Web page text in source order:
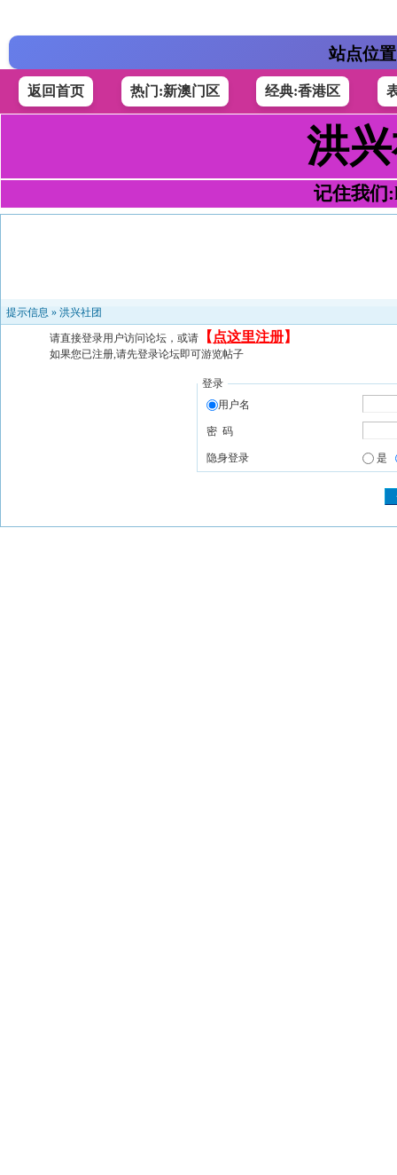
站点位
返回首页 热门:新澳门区 经典:香港区
洪
记住我们
提示信息 » 洪兴社团
请直接登录用户访问论坛，或请 【 点这里注册】
如果您已注册,请先登录论坛即可游览帖子
登录
用户名
密 码
隐身登录 是